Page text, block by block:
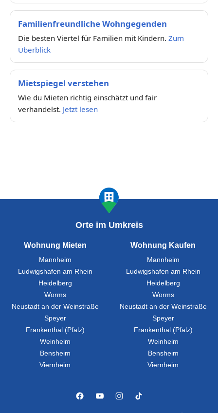
Familienfreundliche Wohngegenden
Die besten Viertel für Familien mit Kindern. Zum
Überblick
Mietspiegel verstehen
Wie du Mieten richtig einschätzt und fair
verhandelst. Jetzt lesen
Orte im Umkreis
Wohnung Mieten
Mannheim
Ludwigshafen am Rhein
Heidelberg
Worms
Neustadt an der Weinstraße
Speyer
Frankenthal (Pfalz)
Weinheim
Bensheim
Viernheim
Wohnung Kaufen
Mannheim
Ludwigshafen am Rhein
Heidelberg
Worms
Neustadt an der Weinstraße
Speyer
Frankenthal (Pfalz)
Weinheim
Bensheim
Viernheim